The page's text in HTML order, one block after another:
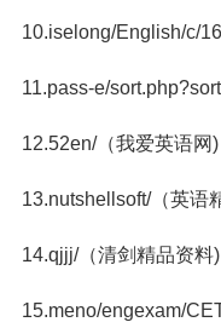
10.iselong/English/c/
11.pass-e/
12.52en/（我爱英语网)
13.nutshellsoft/（英语
14.qjjj/（清剑精品资料)
15.meno/engexam/